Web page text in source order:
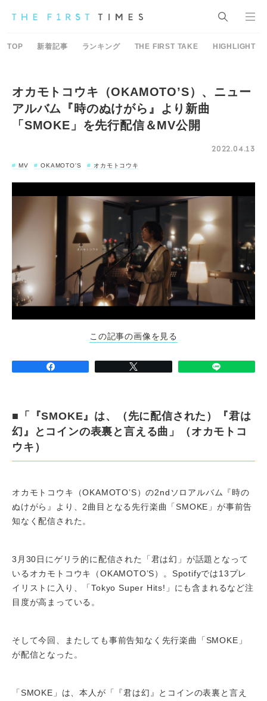
TOP 新着記事 ランキング THE FIRST TAKE HIGHLIGHT
オカモトコウキ（OKAMOTO’S）、ニュー
アルバム『時のぬけがら』より新曲
「SMOKE」を先行配信＆MV公開
2022.04.13
MV OKAMOTO'S オカモトコウキ
この記事の画像を見る
■「『SMOKE』は、（先に配信された）『君は
幻』とコインの表裏と言える曲」（オカモトコ
ウキ）
オカモトコウキ（OKAMOTO’S）の2ndソロアルバム『時の
ぬけがら』より、2曲目となる先行楽曲「SMOKE」が事前告
知なく配信された。
3月30日にゲリラ的に配信された「君は幻」が話題となって
いるオカモトコウキ（OKAMOTO’S）。Spotifyでは13プレ
イリストに入り、「Tokyo Super Hits!」にも含まれるなど注
目度が高まっている。
そして今回、またしても事前告知なく先行楽曲「SMOKE」
が配信となった。
「SMOKE」は、本人が「『君は幻』とコインの表裏と言え